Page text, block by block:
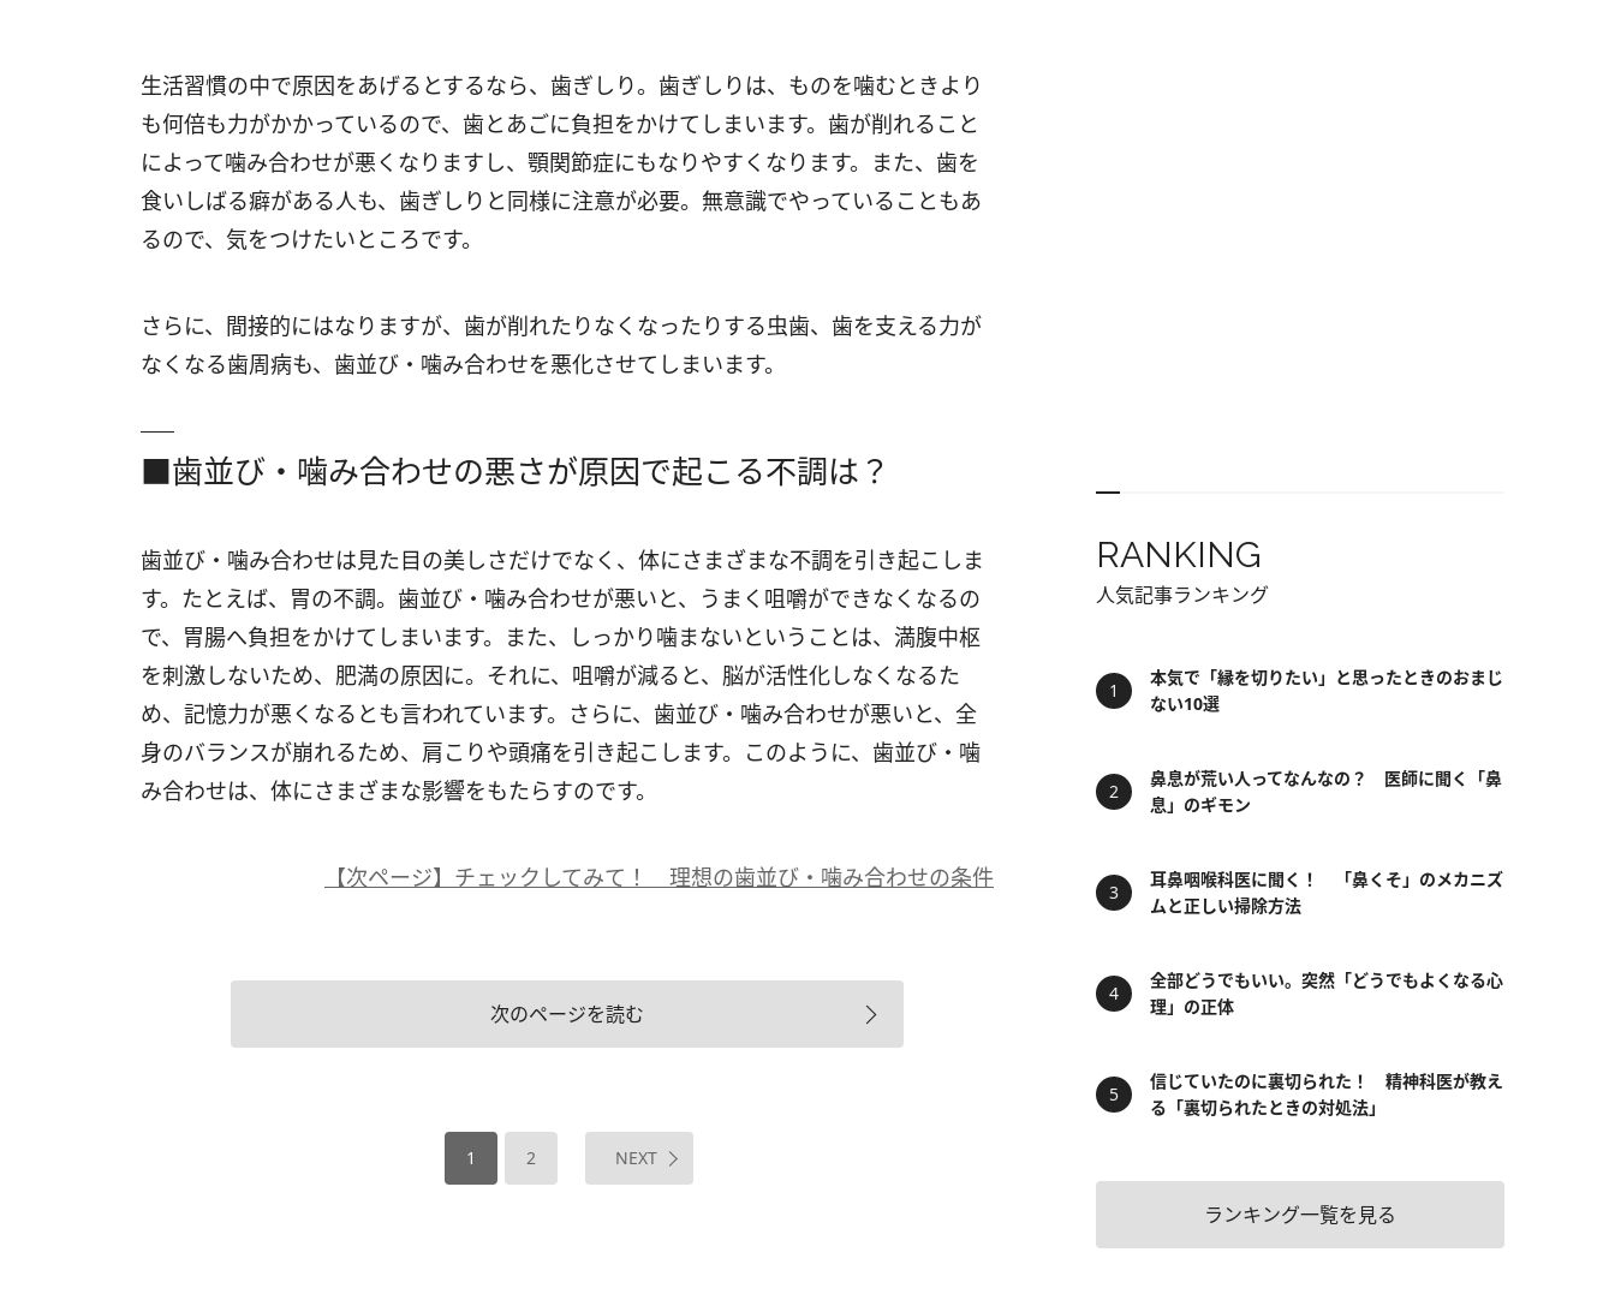
生活習慣の中で原因をあげるとするなら、歯ぎしり。歯ぎしりは、ものを噛むときより
も何倍も力がかかっているので、歯とあごに負担をかけてしまいます。歯が削れること
によって噛み合わせが悪くなりますし、顎関節症にもなりやすくなります。また、歯を
食いしばる癖がある人も、歯ぎしりと同様に注意が必要。無意識でやっていることもあ
るので、気をつけたいところです。
さらに、間接的にはなりますが、歯が削れたりなくなったりする虫歯、歯を支える力が
なくなる歯周病も、歯並び・噛み合わせを悪化させてしまいます。
■歯並び・噛み合わせの悪さが原因で起こる不調は？
歯並び・噛み合わせは見た目の美しさだけでなく、体にさまざまな不調を引き起こしま
す。たとえば、胃の不調。歯並び・噛み合わせが悪いと、うまく咀嚼ができなくなるの
で、胃腸へ負担をかけてしまいます。また、しっかり噛まないということは、満腹中枢
を刺激しないため、肥満の原因に。それに、咀嚼が減ると、脳が活性化しなくなるた
め、記憶力が悪くなるとも言われています。さらに、歯並び・噛み合わせが悪いと、全
身のバランスが崩れるため、肩こりや頭痛を引き起こします。このように、歯並び・噛
み合わせは、体にさまざまな影響をもたらすのです。
【次ページ】チェックしてみて！ 理想の歯並び・噛み合わせの条件
次のページを読む
1 2 NEXT
RANKING
人気記事ランキング
本気で「縁を切りたい」と思ったときのおまじ
ない10選
鼻息が荒い人ってなんなの？ 医師に聞く「鼻
息」のギモン
耳鼻咽喉科医に聞く！ 「鼻くそ」のメカニズ
ムと正しい掃除方法
全部どうでもいい。突然「どうでもよくなる心
理」の正体
信じていたのに裏切られた！ 精神科医が教え
る「裏切られたときの対処法」
ランキング一覧を見る